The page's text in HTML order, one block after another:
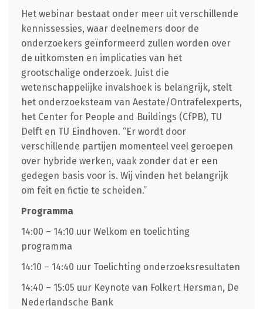
Het webinar bestaat onder meer uit verschillende
kennissessies, waar deelnemers door de
onderzoekers geïnformeerd zullen worden over
de uitkomsten en implicaties van het
grootschalige onderzoek. Juist die
wetenschappelijke invalshoek is belangrijk, stelt
het onderzoeksteam van Aestate/Ontrafelexperts,
het Center for People and Buildings (CfPB), TU
Delft en TU Eindhoven. “Er wordt door
verschillende partijen momenteel veel geroepen
over hybride werken, vaak zonder dat er een
gedegen basis voor is. Wij vinden het belangrijk
om feit en fictie te scheiden.”
Programma
14:00 – 14:10 uur Welkom en toelichting
programma
14:10 – 14:40 uur Toelichting onderzoeksresultaten
14:40 – 15:05 uur Keynote van Folkert Hersman, De
Nederlandsche Bank